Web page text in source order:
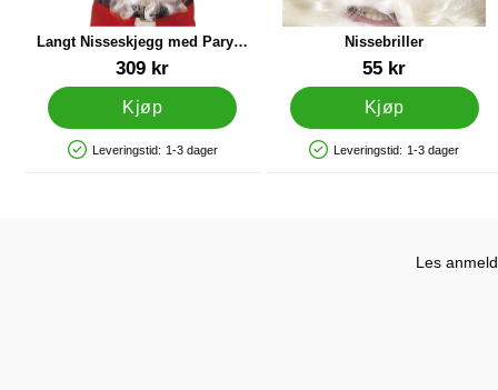
Langt Nisseskjegg med Parykk
og Øyenbryn
Varenummer 13887
309 kr
Kjøp
Produkttilgjengelighet: På lager
Leveringstid: 1-3 dager
Nissebriller
Varenummer 12119
55 kr
Kjøp
Produkttilgjengelighet: På lager
Leveringstid: 1-3 dager
Les